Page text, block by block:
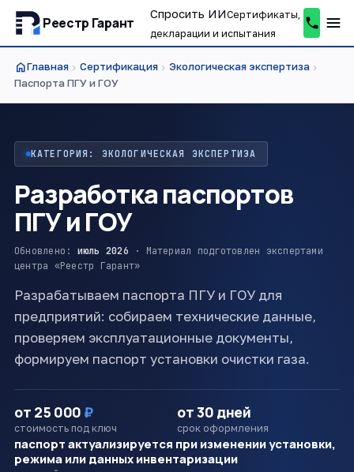
Реестр Гарант
Спросить ИИСертификаты,
декларации и испытания
homeГлавная chevron_right Сертификация chevron_right Экологическая экспертиза chevron_right
Паспорта ПГУ и ГОУ
КАТЕГОРИЯ: ЭКОЛОГИЧЕСКАЯ ЭКСПЕРТИЗА
Разработка паспортов
ПГУ и ГОУ
Обновлено: июль 2026 · Материал подготовлен экспертами
центра «Реестр Гарант»
Разрабатываем паспорта ПГУ и ГОУ для
предприятий: собираем технические данные,
проверяем эксплуатационные документы,
формируем паспорт установки очистки газа.
от 25 000 ₽
стоимость под ключ
от 30 дней
срок оформления
паспорт актуализируется при изменении установки,
режима или данных инвентаризации